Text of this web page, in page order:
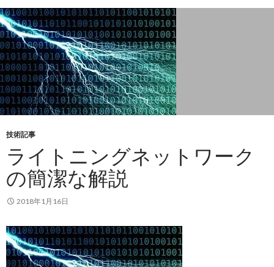
技術記事
ライトニングネットワーク
の簡潔な解説
2018年1月16日